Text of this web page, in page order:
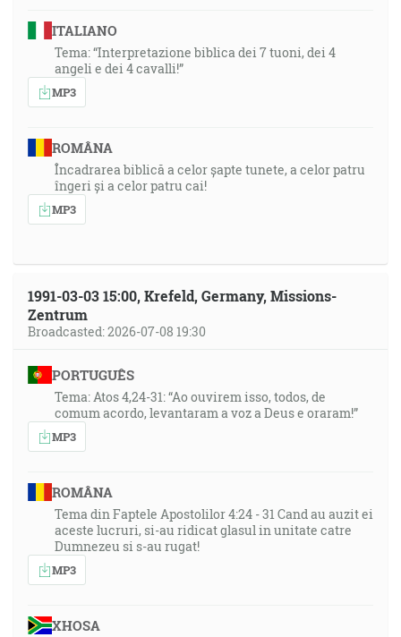
ITALIANO
Tema: “Interpretazione biblica dei 7 tuoni, dei 4
angeli e dei 4 cavalli!”
MP3
ROMÂNA
Încadrarea biblică a celor șapte tunete, a celor patru
îngeri și a celor patru cai!
MP3
1991-03-03 15:00, Krefeld, Germany, Missions-
Zentrum
Broadcasted: 2026-07-08 19:30
PORTUGUÊS
Tema: Atos 4,24-31: “Ao ouvirem isso, todos, de
comum acordo, levantaram a voz a Deus e oraram!”
MP3
ROMÂNA
Tema din Faptele Apostolilor 4:24 - 31 Cand au auzit ei
aceste lucruri, si-au ridicat glasul in unitate catre
Dumnezeu si s-au rugat!
MP3
XHOSA